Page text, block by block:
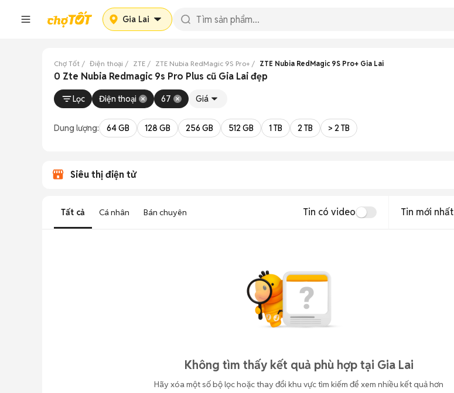
Gia Lai
Chợ Tốt Điện thoại ZTE ZTE Nubia RedMagic 9S Pro+ ZTE Nubia RedMagic 9S Pro+ Gia Lai
0 Zte Nubia Redmagic 9s Pro Plus cũ Gia Lai đẹp
Lọc Điện thoại 67 Giá
Dung lượng: 64 GB 128 GB 256 GB 512 GB 1 TB 2 TB > 2 TB
Siêu thị điện tử
Tất cả Cá nhân Bán chuyên Tin có video Tin mới nhất
Không tìm thấy kết quả phù hợp tại Gia Lai
Hãy xóa một số bộ lọc hoặc thay đổi khu vực tìm kiếm để xem nhiều kết quả hơn